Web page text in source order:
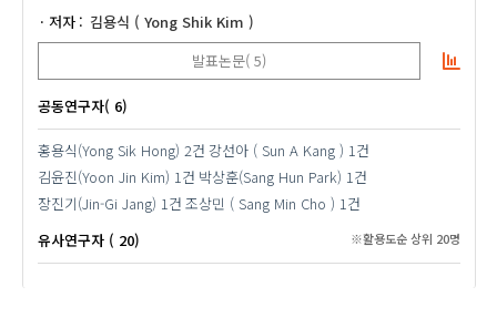
저자
김용식 ( Yong Shik Kim )
발표논문( 5)
공동연구자( 6)
홍용식(Yong Sik Hong) 2건 강선아 ( Sun A Kang ) 1건
김윤진(Yoon Jin Kim) 1건 박상훈(Sang Hun Park) 1건
장진기(Jin-Gi Jang) 1건 조상민 ( Sang Min Cho ) 1건
유사연구자 ( 20)
※활용도순 상위 20명